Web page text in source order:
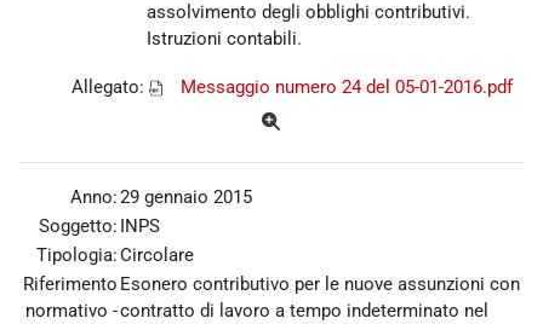
assolvimento degli obblighi contributivi.
Istruzioni contabili.
Allegato: Messaggio numero 24 del 05-01-2016.pdf
Anno:29 gennaio 2015
Soggetto: INPS
Tipologia:Circolare
Riferimento
normativo -
Esonero contributivo per le nuove assunzioni con
contratto di lavoro a tempo indeterminato nel